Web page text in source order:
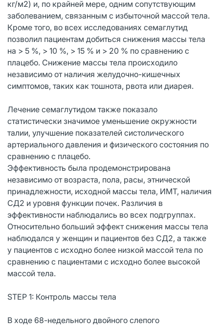
кг/м2) и, по крайней мере, одним сопутствующим
заболеванием, связанным c избыточной массой тела.
Кроме того, во всех исследованиях семаглутид
позволил пациентам добиться снижения массы тела
на > 5 %, > 10 %, > 15 % и > 20 % по сравнению с
плацебо. Снижение массы тела происходило
независимо от наличия желудочно-кишечных
симптомов, таких как тошнота, рвота или диарея.
Лечение семаглутидом также показало
статистически значимое уменьшение окружности
талии, улучшение показателей систолического
артериального давления и физического состояния по
сравнению с плацебо.
Эффективность была продемонстрирована
независимо от возраста, пола, расы, этнической
принадлежности, исходной массы тела, ИМТ, наличия
СД2 и уровня функции почек. Различия в
эффективности наблюдались во всех подгруппах.
Относительно больший эффект снижения массы тела
наблюдался у женщин и пациентов без СД2, а также
у пациентов с исходно более низкой массой тела по
сравнению с пациентами с исходно более высокой
массой тела.
STEP 1: Контроль массы тела
В ходе 68-недельного двойного слепого